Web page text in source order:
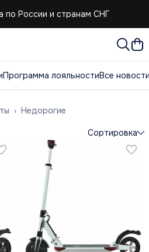
по России и странам СНГ
Программа лояльностиВсе
Недорогие
›
Сортировка